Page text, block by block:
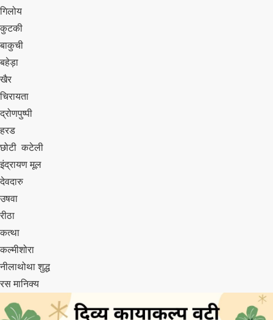
गिलोय
कुटकी
बाकुची
बहेड़ा
खैर
चिरायता
द्रोणपुष्पी
हरड
छोटी कटेली
इंद्रायण मूल
देवदारु
उषवा
रीठा
कत्था
कल्मीशोरा
नीलाथोथा शुद्ध
रस मानिक्य